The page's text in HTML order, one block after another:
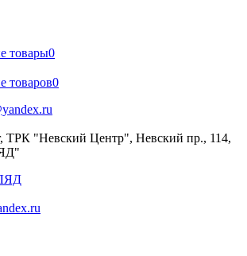
товары0
товаров0
ТРК "Невский Центр", Невский пр., 114,